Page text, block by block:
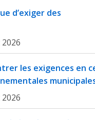
d’exiger des
les exigences en